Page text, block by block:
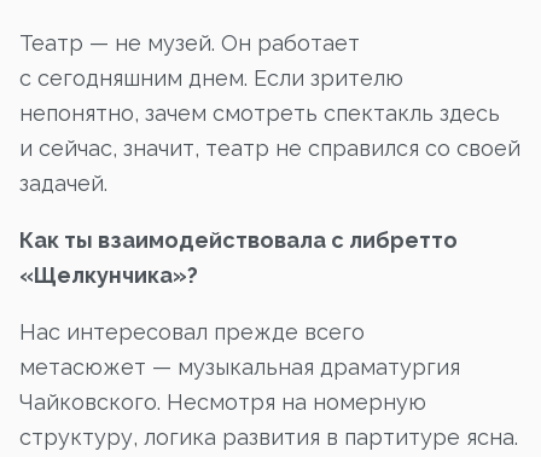
Театр — не музей. Он работает
с сегодняшним днем. Если зрителю
непонятно, зачем смотреть спектакль здесь
и сейчас, значит, театр не справился со своей
задачей.
Как ты взаимодействовала с либретто
«Щелкунчика»?
Нас интересовал прежде всего
метасюжет — музыкальная драматургия
Чайковского. Несмотря на номерную
структуру, логика развития в партитуре ясна.